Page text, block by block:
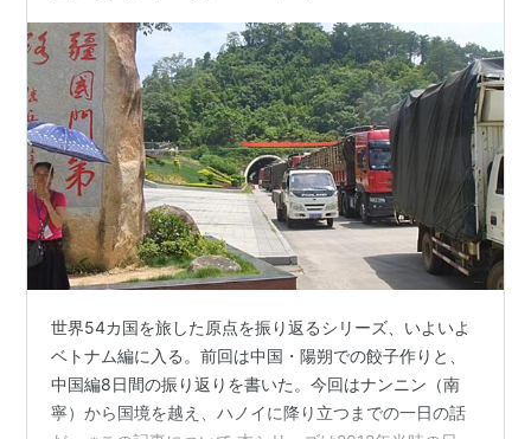
世界54カ国を旅した原点を振り返るシリーズ、いよいよ
ベトナム編に入る。前回は中国・陽朔での餃子作りと、
中国編8日間の振り返りを書いた。今回はナンニン（南
寧）から国境を越え、ハノイに降り立つまでの一日の話